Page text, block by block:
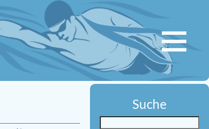
Suche